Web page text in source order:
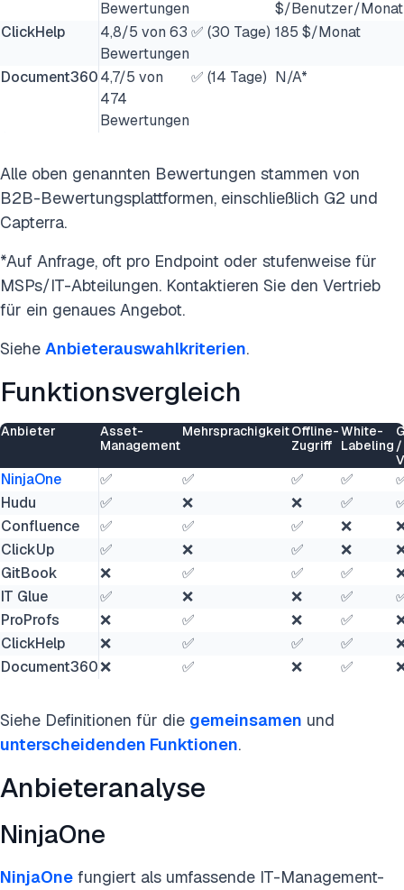
Bewertungen
$/Benutzer/Monat
ClickHelp
4,8/5 von 63
Bewertungen
✅ (30 Tage) 185 $/Monat
Document3604,7/5 von
474
Bewertungen
✅ (14 Tage) N/A*
Alle oben genannten Bewertungen stammen von
B2B-Bewertungsplattformen, einschließlich G2 und
Capterra.
*Auf Anfrage, oft pro Endpoint oder stufenweise für
MSPs/IT-Abteilungen. Kontaktieren Sie den Vertrieb
für ein genaues Angebot.
Siehe Anbieterauswahlkriterien.
Funktionsvergleich
Anbieter
Asset-
Management
MehrsprachigkeitOffline-
Zugriff
White-
Labeling /
NinjaOne ✅ ✅ ✅ ✅
Hudu
✅ ❌ ❌ ✅
Confluence
✅ ✅ ✅ ❌
ClickUp
✅ ❌ ✅ ❌
GitBook
❌ ✅ ✅ ✅
IT Glue
✅ ❌ ❌ ✅
ProProfs
❌ ✅ ❌ ✅
ClickHelp
❌ ✅ ✅ ✅
Document360❌ ✅ ❌ ✅
Siehe Definitionen für die gemeinsamen und
unterscheidenden Funktionen.
Anbieteranalyse
NinjaOne
NinjaOne fungiert als umfassende IT-Management-